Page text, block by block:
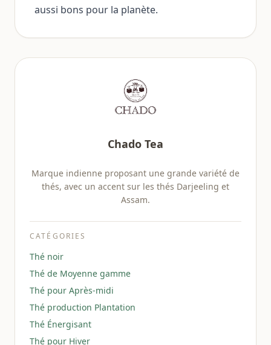
aussi bons pour la planète.
Chado Tea
Marque indienne proposant une grande variété de
thés, avec un accent sur les thés Darjeeling et
Assam.
CATÉGORIES
Thé noir
Thé de Moyenne gamme
Thé pour Après-midi
Thé production Plantation
Thé Énergisant
Thé pour Hiver